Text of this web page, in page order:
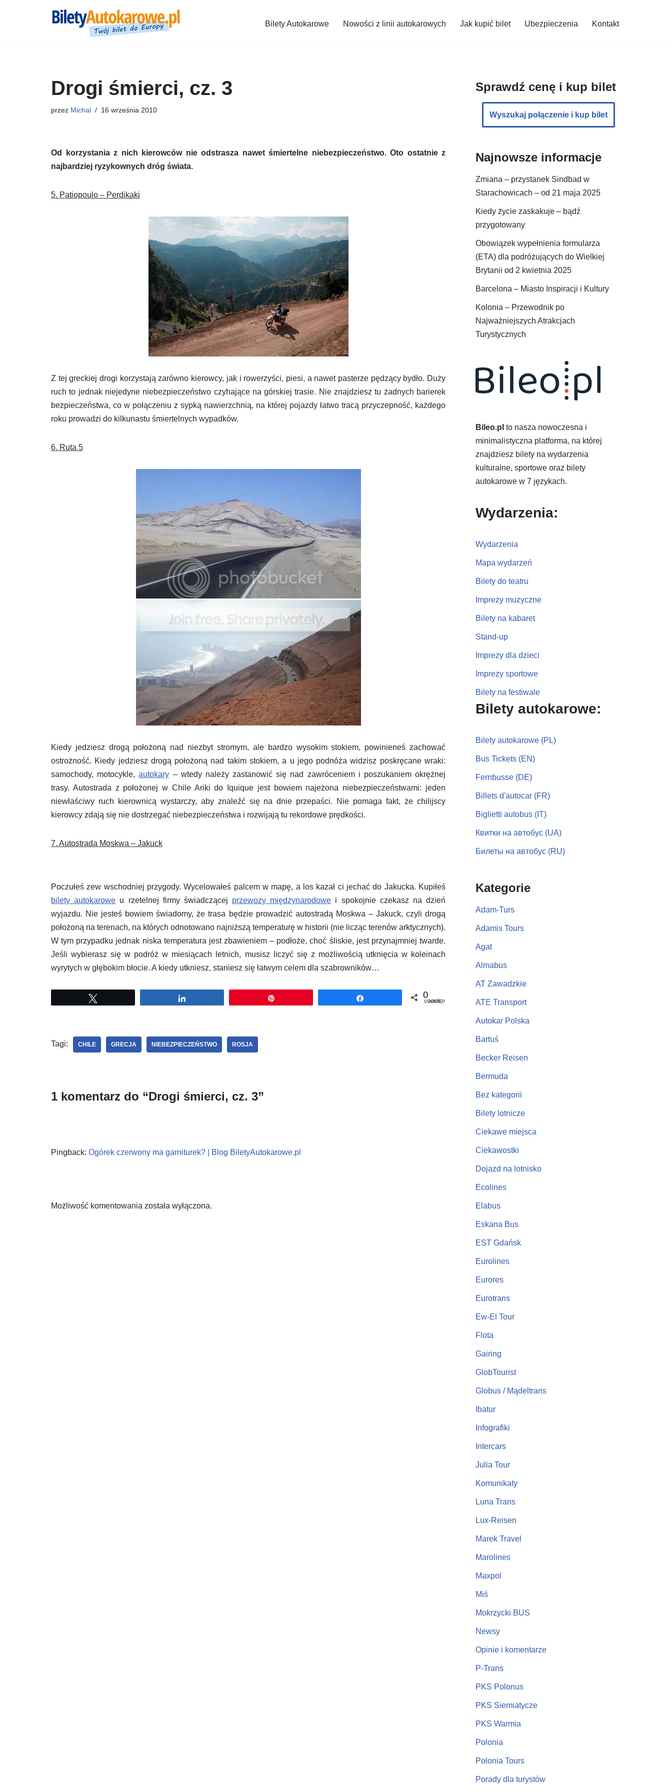
Bilety Autokarowe Nowości z linii autokarowych Jak kupić bilet Ubezpieczenia Kontakt
Drogi śmierci, cz. 3
przez Michal 16 września 2010
Od korzystania z nich kierowców nie odstrasza nawet śmiertelne niebezpieczeństwo. Oto ostatnie z
najbardziej ryzykownych dróg świata.
5. Patiopoulo – Perdikaki
Z tej greckiej drogi korzystają zarówno kierowcy, jak i rowerzyści, piesi, a nawet pasterze pędzący bydło. Duży
ruch to jednak niejedyne niebezpieczeństwo czyhające na górskiej trasie. Nie znajdziesz tu żadnych barierek
bezpieczeństwa, co w połączeniu z sypką nawierzchnią, na której pojazdy łatwo tracą przyczepność, każdego
roku prowadzi do kilkunastu śmiertelnych wypadków.
6. Ruta 5
Kiedy jedziesz drogą położoną nad niezbyt stromym, ale bardzo wysokim stokiem, powinieneś zachować
ostrożność. Kiedy jedziesz drogą położoną nad takim stokiem, a u jego podnóża widzisz poskręcane wraki:
samochody, motocykle,autokary – wtedy należy zastanowić się nad zawróceniem i poszukaniem okrężnej
trasy. Autostrada z położonej w Chile Ariki do Iquique jest bowiem najeżona niebezpieczeństwami: jeden
niewłaściwy ruch kierownicą wystarczy, aby znaleźć się na dnie przepaści. Nie pomaga fakt, że chilijscy
kierowcy zdają się nie dostrzegać niebezpieczeństwa i rozwijają tu rekordowe prędkości.
7. Autostrada Moskwa – Jakuck
Poczułeś zew wschodniej przygody. Wycelowałeś palcem w mapę, a los kazał ci jechać do Jakucka. Kupiłeś
bilety autokarowe u rzetelnej firmy świadczącej przewozy międzynarodowe i spokojnie czekasz na dzień
wyjazdu. Nie jesteś bowiem świadomy, że trasa będzie prowadzić autostradą Moskwa – Jakuck, czyli drogą
położoną na terenach, na których odnotowano najniższą temperaturę w historii (nie licząc terenów arktycznych).
W tym przypadku jednak niska temperatura jest zbawieniem – podłoże, choć śliskie, jest przynajmniej twarde.
Jeśli wybierasz się w podróż w miesiącach letnich, musisz liczyć się z możliwością utknięcia w koleinach
wyrytych w głębokim błocie. A kiedy utkniesz, staniesz się łatwym celem dla szabrowników…
0
UDOSTĘPNIEŃ
Tagi: CHILE GRECJA NIEBEZPIECZEŃSTWO ROSJA
1 komentarz do “Drogi śmierci, cz. 3”
Pingback: Ogórek czerwony ma garniturek? | Blog BiletyAutokarowe.pl
Możliwość komentowania została wyłączona.
Sprawdź cenę i kup bilet
Wyszukaj połączenie i kup bilet
Najnowsze informacje
Zmiana – przystanek Sindbad w
Starachowicach – od 21 maja 2025
Kiedy życie zaskakuje – bądź
przygotowany
Obowiązek wypełnienia formularza
(ETA) dla podróżujących do Wielkiej
Brytanii od 2 kwietnia 2025
Barcelona – Miasto Inspiracji i Kultury
Kolonia – Przewodnik po
Najważniejszych Atrakcjach
Turystycznych
Bileo.pl to nasza nowoczesna i
minimalistyczna platforma, na której
znajdziesz bilety na wydarzenia
kulturalne, sportowe oraz bilety
autokarowe w 7 językach.
Wydarzenia:
Wydarzenia
Mapa wydarzeń
Bilety do teatru
Imprezy muzyczne
Bilety na kabaret
Stand-up
Imprezy dla dzieci
Imprezy sportowe
Bilety na festiwale
Bilety autokarowe:
Bilety autokarowe (PL)
Bus Tickets (EN)
Fernbusse (DE)
Billets d'autocar (FR)
Biglietti autobus (IT)
Квитки на автобус (UA)
Билеты на автобус (RU)
Kategorie
Adam-Turs
Adamis Tours
Agat
Almabus
AT Zawadzkie
ATE Transport
Autokar Polska
Bartuś
Becker Reisen
Bermuda
Bez kategorii
Bilety lotnicze
Ciekawe miejsca
Ciekawostki
Dojazd na lotnisko
Ecolines
Elabus
Eskana Bus
EST Gdańsk
Eurolines
Eurores
Eurotrans
Ew-El Tour
Flota
Gairing
GlobTourist
Globus / Mądeltrans
Ibatur
Infografiki
Intercars
Julia Tour
Komunikaty
Luna Trans
Lux-Reisen
Marek Travel
Marolines
Maxpol
Miś
Mokrzycki BUS
Newsy
Opinie i komentarze
P-Trans
PKS Polonus
PKS Siemiatycze
PKS Warmia
Polonia
Polonia Tours
Porady dla turystów